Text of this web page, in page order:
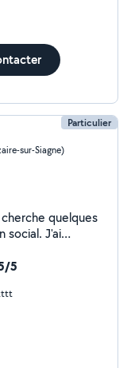
Particulier
sur-Siagne)
social. J'ai
5